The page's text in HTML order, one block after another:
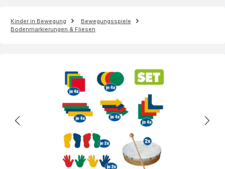
Kinder in Bewegung
Bewegungsspiele
Bodenmarkierungen & Fliesen